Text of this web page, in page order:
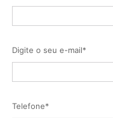
Digite o seu e-mail*
Telefone*